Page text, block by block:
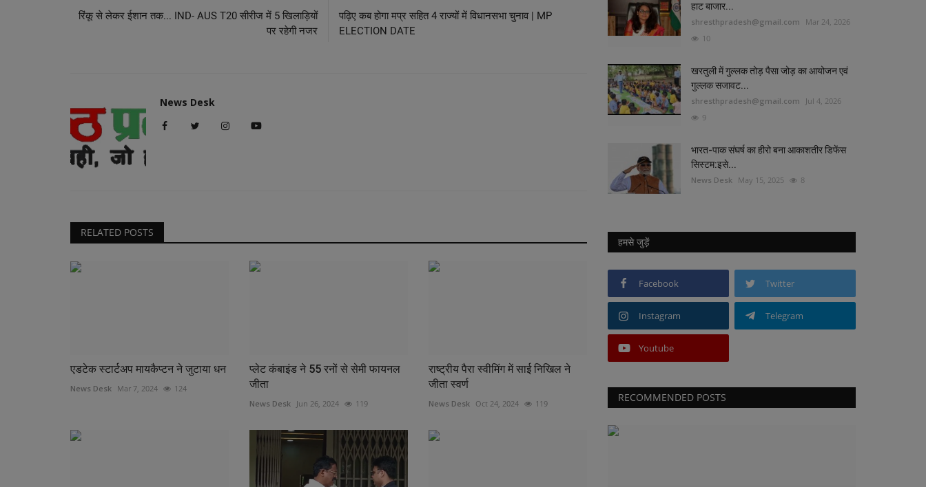
रिंकू से लेकर ईशान तक... IND- AUS T20 सीरीज में 5 खिलाड़ियों
पर रहेगी नजर
पढ़िए कब होगा मप्र सहित 4 राज्यों में विधानसभा चुनाव | MP
ELECTION DATE
News Desk
RELATED POSTS
एडटेक स्टार्टअप मायकैप्टन ने जुटाया धन
News Desk Mar 7, 2024 124
प्लेट कंबाइंड ने 55 रनों से सेमी फायनल
जीता
News Desk Jun 26, 2024 119
राष्ट्रीय पैरा स्वीमिंग में साई निखिल ने
जीता स्वर्ण
News Desk Oct 24, 2024 119
हाट बाजार...
shresthpradesh@gmail.com
Mar 24, 2026
10
खरतुली में गुल्लक तोड़ पैसा जोड़ का आयोजन एवं
गुल्लक सजावट...
shresthpradesh@gmail.com
Jul 4, 2026
9
भारत-पाक संघर्ष का हीरो बना ​​​​​​​आकाशतीर डिफेंस
सिस्टम:इसे...
News Desk May 15, 2025 8
हमसे जुड़ें
Facebook Twitter
Instagram Telegram
Youtube
RECOMMENDED POSTS